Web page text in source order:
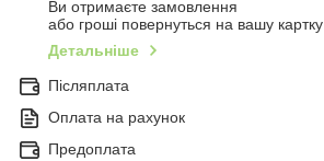
Ви отримаєте замовлення
або гроші повернуться на вашу картку
Детальніше
Післяплата
Оплата на рахунок
Предоплата